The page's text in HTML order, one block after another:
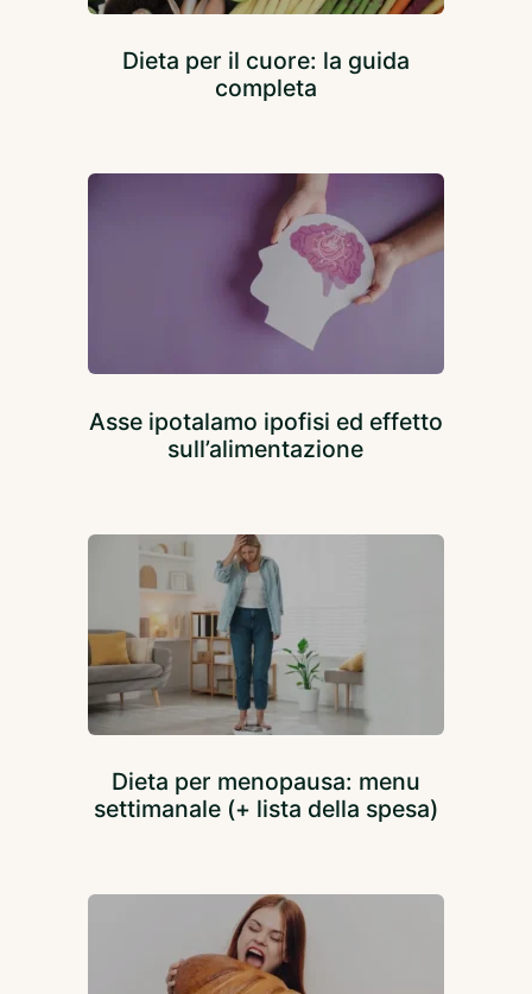
Dieta per il cuore: la guida
completa
Asse ipotalamo ipofisi ed effetto
sull’alimentazione
Dieta per menopausa: menu
settimanale (+ lista della spesa)